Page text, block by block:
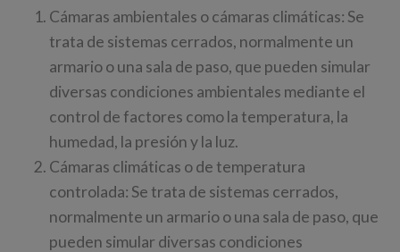
Cámaras ambientales o cámaras climáticas: Se
trata de sistemas cerrados, normalmente un
armario o una sala de paso, que pueden simular
diversas condiciones ambientales mediante el
control de factores como la temperatura, la
humedad, la presión y la luz.
Cámaras climáticas o de temperatura
controlada: Se trata de sistemas cerrados,
normalmente un armario o una sala de paso, que
pueden simular diversas condiciones